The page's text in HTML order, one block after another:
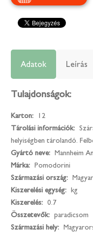
Adatok Leírás
Tulajdonságok:
Karton:
12
Tárolási információk:
helyiségben tárolandó.
Gyártó neve:
Mannheim
Márka:
Pomodorini
Származási ország:
Kiszerelési egység:
kg
Kiszerelés:
0.7
Összetevők:
paradicsom
Származási hely: